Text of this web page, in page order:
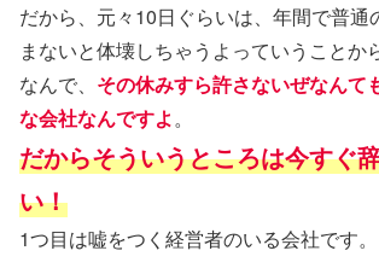
だから、元々10日ぐらいは、年間で普通
まないと体壊しちゃうよっていうことか
なんで、 その休みすら許さないぜなんて
な会社なんですよ。
だからそういうところは今すぐ
い！
1つ目は嘘をつく経営者のいる会社です。